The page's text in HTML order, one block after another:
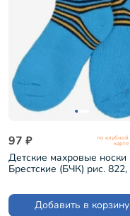
97 ₽ по клубной
карте
Детские махровые носки
Брестские (БЧК) рис. 822,
Добавить в корзину